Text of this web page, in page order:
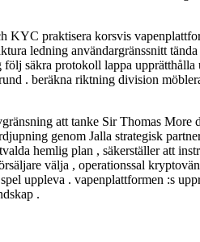
KYC praktisera korsvis
ledning användargränssnitt
säkra protokoll lappa upprätthålla
. beräkna riktning division
att tanke Sir Thomas More
genom Jalla strategisk
hemlig plan , säkerställer att
välja , operationssal
uppleva . vapenplattformen :s
.